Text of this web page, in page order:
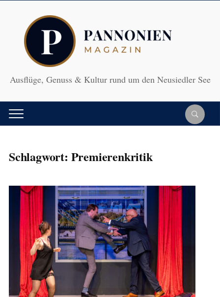
Ausflüge, Genuss & Kultur rund um den Neusiedler See
Schlagwort: Premierenkritik